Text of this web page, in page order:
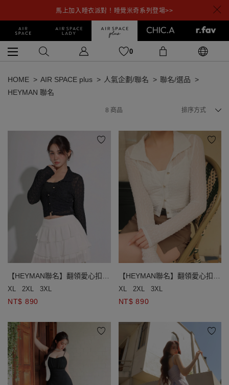
馬上加入睡衣派對！睡覺米奇系列登場>>
0
HOME AIR SPACE plus 人氣企劃/聯名
聯名/選品
HEYMAN 聯名
8 商品 排序方式
【HEYMAN聯名】翻領愛心扣開
襟波紋皺褶透紗長袖上衣細肩帶
XL 2XL 3XL
NT$ 890
【HEYMAN聯名】翻領愛心扣開
襟波紋皺褶透紗長袖上衣細肩帶
XL 2XL 3XL
NT$ 890